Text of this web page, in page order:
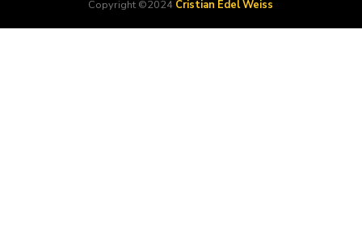
Copyright ©2024 Cristian Edel Weiss